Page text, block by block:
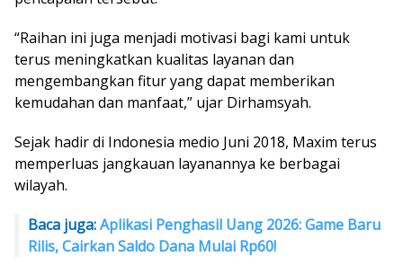
“Raihan ini juga menjadi motivasi bagi kami untuk
terus meningkatkan kualitas layanan dan
mengembangkan fitur yang dapat memberikan
kemudahan dan manfaat,” ujar Dirhamsyah.
Sejak hadir di Indonesia medio Juni 2018, Maxim terus
memperluas jangkauan layanannya ke berbagai
wilayah.
Baca juga:Aplikasi Penghasil Uang 2026: Game Baru
Rilis, Cairkan Saldo Dana Mulai Rp60!